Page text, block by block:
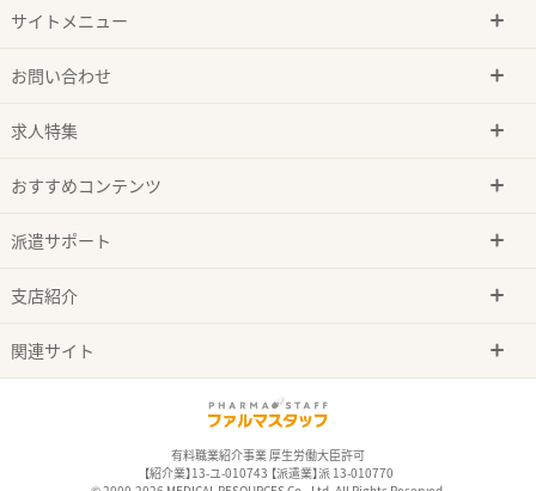
サイトメニュー
お問い合わせ
求人特集
おすすめコンテンツ
派遣サポート
支店紹介
関連サイト
有料職業紹介事業 厚生労働大臣許可
【紹介業】13-ユ-010743 【派遣業】派 13-010770